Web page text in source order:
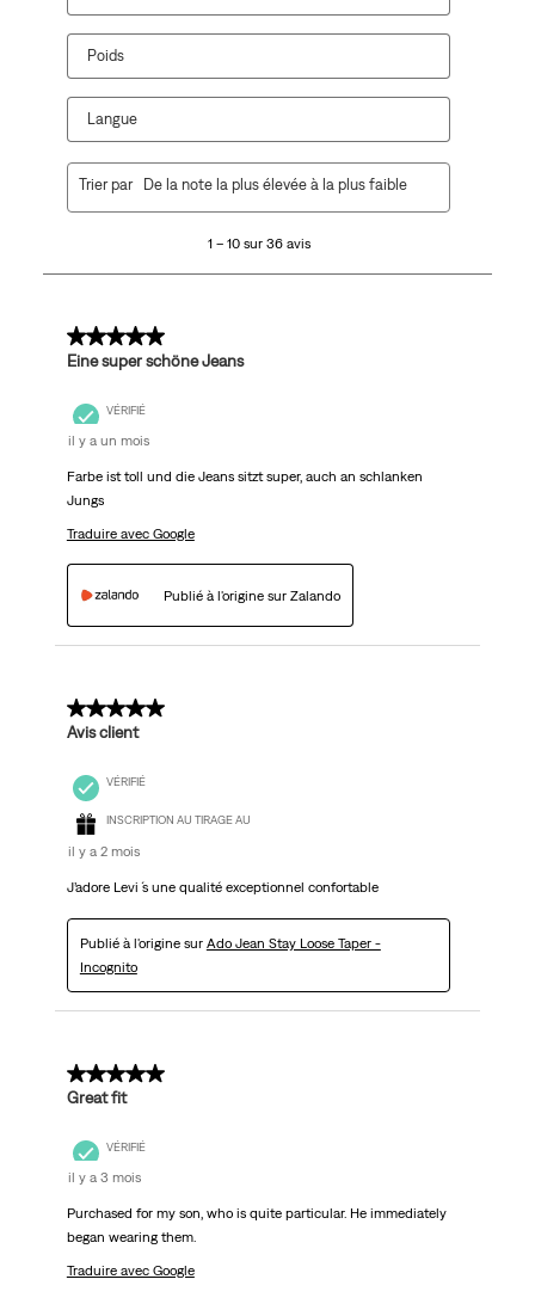
Poids
Langue
36
1 – 10 sur 36 avis
Trier par De la note la plus élevée à la plus faible
5 sur 5 étoiles.
Eine super schöne Jeans
VÉRIFIÉ
il y a un mois
Farbe ist toll und die Jeans sitzt super, auch an schlanken
Jungs
Traduire avec Google
Publié à l'origine sur Zalando
5 sur 5 étoiles.
Avis client
VÉRIFIÉ
INSCRIPTION AU TIRAGE AU
il y a 2 mois
J’adore Levi ´s une qualité exceptionnel confortable
Publié à l'origine sur Ado Jean Stay Loose Taper -
Incognito
5 sur 5 étoiles.
Great fit
VÉRIFIÉ
il y a 3 mois
Purchased for my son, who is quite particular. He immediately
began wearing them.
Traduire avec Google